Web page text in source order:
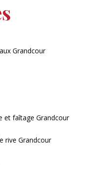
Grandcour
et faîtage Grandcour
rive Grandcour